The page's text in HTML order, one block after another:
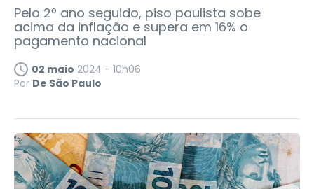
Pelo 2º ano seguido, piso paulista sobe
acima da inflação e supera em 16% o
pagamento nacional
02 maio 2024 - 10h06
Por De São Paulo